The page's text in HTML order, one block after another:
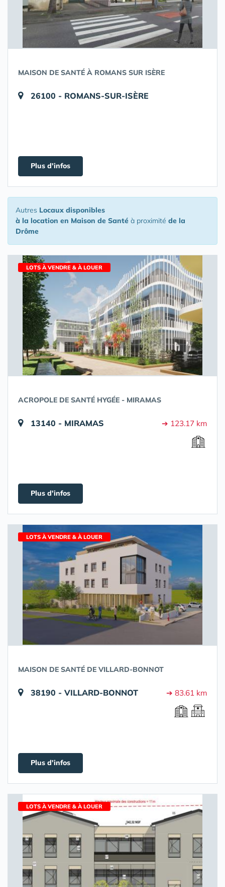
MAISON DE SANTÉ À ROMANS SUR ISÈRE
26100 - ROMANS-SUR-ISÈRE
Plus d'infos
Autres Locaux disponibles
à la location en Maison de Santé à proximité de la
Drôme
LOTS À VENDRE & À LOUER
ACROPOLE DE SANTÉ HYGÉE - MIRAMAS
13140 - MIRAMAS ➔ 123.17 km
Plus d'infos
LOTS À VENDRE & À LOUER
MAISON DE SANTÉ DE VILLARD-BONNOT
38190 - VILLARD-BONNOT ➔ 83.61 km
Plus d'infos
LOTS À VENDRE & À LOUER